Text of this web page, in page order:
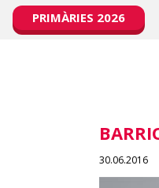
PRIMÀRIES 2026
30.06.2016